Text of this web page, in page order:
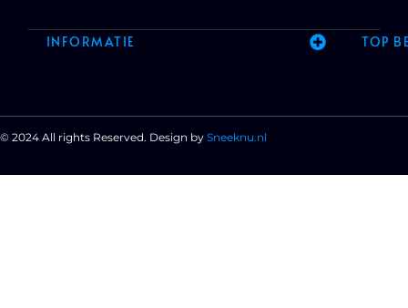
INFORMATIE TOP
© 2024 All rights Reserved. Design by Sneeknu.nl